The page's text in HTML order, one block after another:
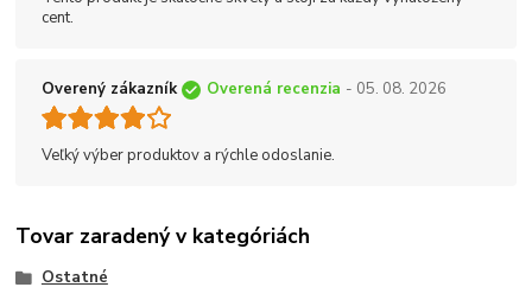
cent.
Overený zákazník Overená recenzia - 05. 08. 2026
Veľký výber produktov a rýchle odoslanie.
Tovar zaradený v kategóriách
Ostatné